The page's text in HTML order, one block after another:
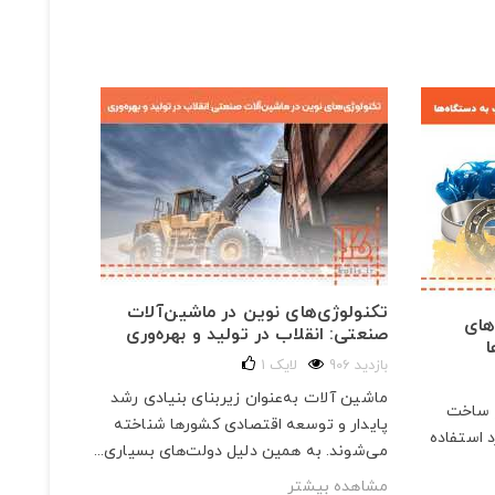
تکنولوژی‌های نوین در ماشین‌آلات
صنعتی: انقلاب در تولید و بهره‌وری
906 بازدید 1 لایک
ماشین آلات به‌عنوان زیربنای بنیادی رشد
پایدار و توسعه اقتصادی کشورها شناخته
می‌شوند. به همین دلیل دولت‌های بسیاری...
مشاهده بیشتر
ساخت
استفاده